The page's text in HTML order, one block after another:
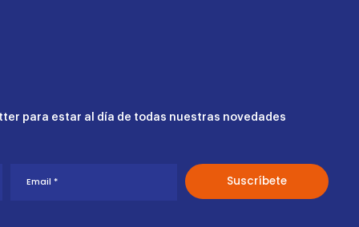
para estar al día de todas nuestras novedades